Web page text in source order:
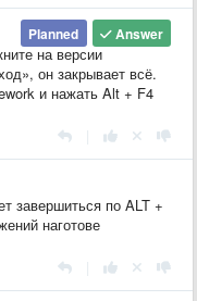
Answer
Planned
на версии
он закрывает всё.
и нажать Alt + F4
завершиться по ALT +
наготове